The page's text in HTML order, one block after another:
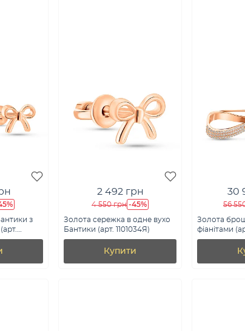
з
2 492 грн
4 550 грн -45%
Золота сережка в одне вухо
Бантики (арт. 1101034Я)
Купити
30
56
Золота
фіанітами